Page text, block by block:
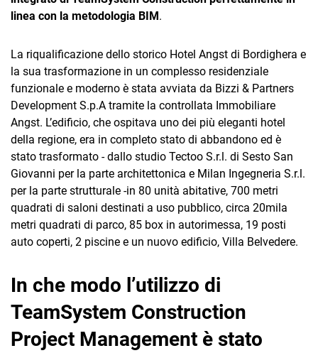
linea con la metodologia BIM.
La riqualificazione dello storico Hotel Angst di Bordighera e
la sua trasformazione in un complesso residenziale
funzionale e moderno è stata avviata da Bizzi & Partners
Development S.p.A tramite la controllata Immobiliare
Angst. L’edificio, che ospitava uno dei più eleganti hotel
della regione, era in completo stato di abbandono ed è
stato trasformato - dallo studio Tectoo S.r.l. di Sesto San
Giovanni per la parte architettonica e Milan Ingegneria S.r.l.
per la parte strutturale -in 80 unità abitative, 700 metri
quadrati di saloni destinati a uso pubblico, circa 20mila
metri quadrati di parco, 85 box in autorimessa, 19 posti
auto coperti, 2 piscine e un nuovo edificio, Villa Belvedere.
In che modo l’utilizzo di
TeamSystem Construction
Project Management è stato